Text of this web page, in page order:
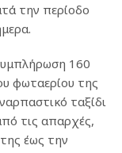
την περίοδο
160
φωταερίου της
ταξίδι
τις απαρχές,
έως την